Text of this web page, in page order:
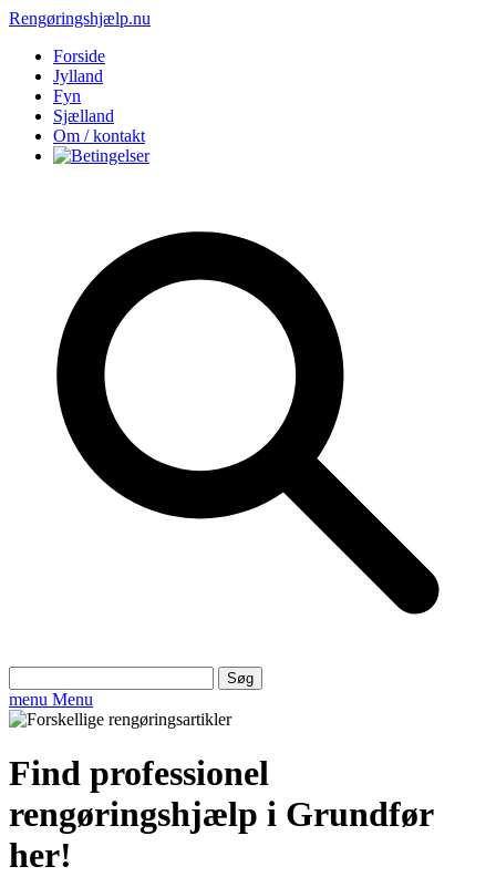
Rengøringshjælp.nu
Forside
Jylland
Fyn
Sjælland
Om / kontakt
efter:
menu Menu
Find professionel
rengøringshjælp i Grundfør
her!